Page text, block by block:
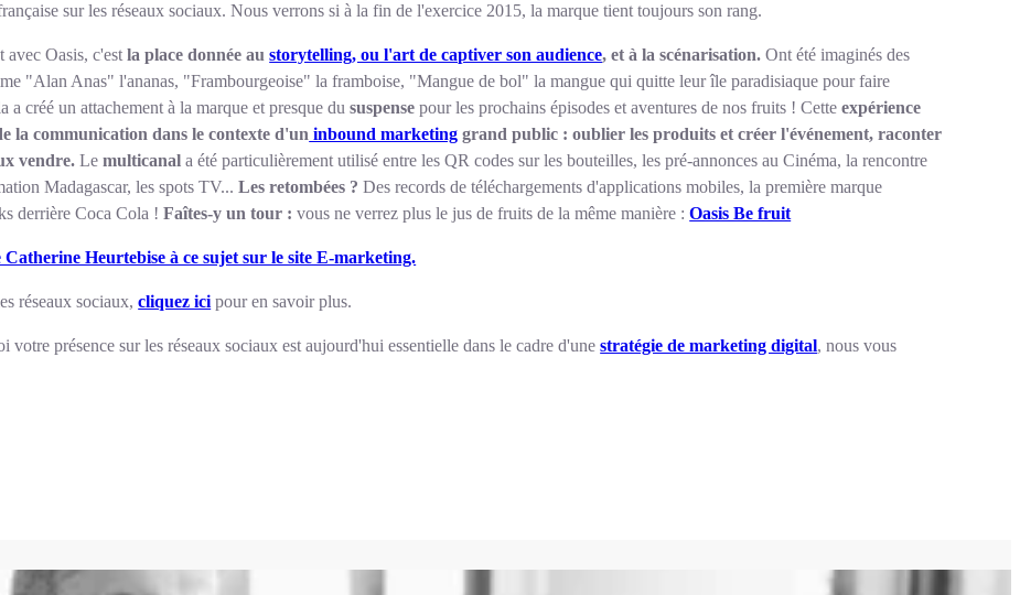
sur les réseaux sociaux. Nous verrons si à la fin de l'exercice 2015, la marque tient toujours son rang.
avec Oasis, c'estla place donnée austorytelling, ou l'art de captiver son audience, et à la scénarisation. Ont été imaginés des
"Alan Anas" l'ananas, "Frambourgeoise" la framboise, "Mangue de bol" la mangue qui quitte leur île paradisiaque pour faire
a créé un attachement à la marque et presque dususpense pour les prochains épisodes et aventures de nos fruits ! Cetteexpérience
la communication dans le contexte d'un inbound marketing grand public : oublier les produits et créer l'événement, raconter
vendre. Lemulticanal a été particulièrement utilisé entre les QR codes sur les bouteilles, les pré-annonces au Cinéma, la rencontre
Madagascar, les spots TV...Les retombées ? Des records de téléchargements d'applications mobiles, la première marque
derrière Coca Cola !Faîtes-y un tour : vous ne verrez plus le jus de fruits de la même manière :Oasis Be fruit
Heurtebise à ce sujet sur le site E-marketing.
réseaux sociaux,cliquez ici pour en savoir plus.
présence sur les réseaux sociaux est aujourd'hui essentielle dans le cadre d'unestratégie de marketing digital, nous vous